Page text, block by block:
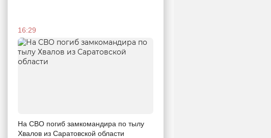
16:29
На СВО погиб замкомандира по тылу
Хвалов из Саратовской области